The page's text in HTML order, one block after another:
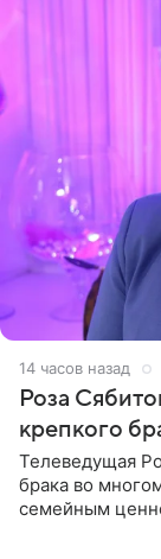
14 часов назад
Роза
крепкого
Телеведущая
брака во
семейным